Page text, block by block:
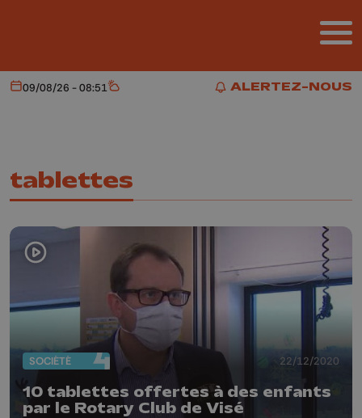
ALERTEZ-NOUS
ALERTEZ-NOUS
Aujourd'hui
09/08/26 - 08:51 Météo
tablettes
SOCIÉTÉ 22/12/2020
10 tablettes offertes à des enfants
par le Rotary Club de Visé